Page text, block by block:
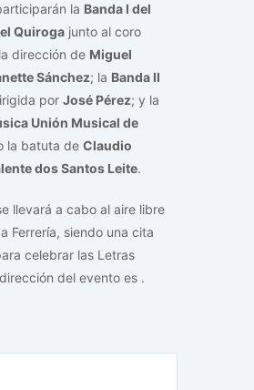
la Banda I del
Quiroga junto al coro
dirección de Miguel
Sánchez; la Banda II
por José Pérez; y la
Unión Musical de
la batuta de Claudio
dos Santos Leite.
llevará a cabo al aire libre
Ferrería, siendo una cita
celebrar las Letras
del evento es .